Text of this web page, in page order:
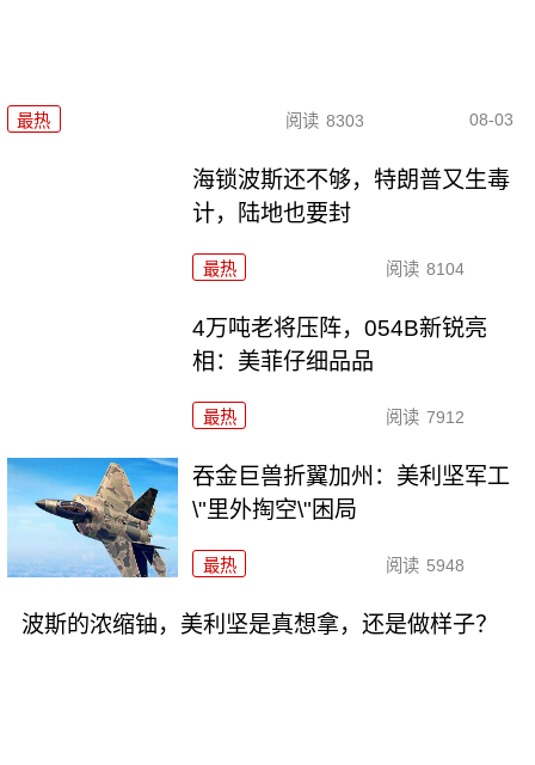
最热 阅读 8303 08-03
海锁波斯还不够，特朗普又生毒
计，陆地也要封
最热 阅读 8104
4万吨老将压阵，054B新锐亮
相：美菲仔细品品
最热 阅读 7912
吞金巨兽折翼加州：美利坚军工
\"里外掏空\"困局
最热 阅读 5948
波斯的浓缩铀，美利坚是真想拿，还是做样子？